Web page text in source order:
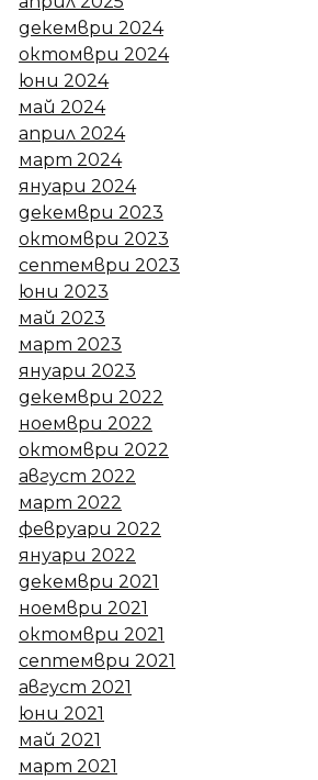
декември 2024
октомври 2024
юни 2024
май 2024
април 2024
март 2024
януари 2024
декември 2023
октомври 2023
септември 2023
юни 2023
май 2023
март 2023
януари 2023
декември 2022
ноември 2022
октомври 2022
август 2022
март 2022
февруари 2022
януари 2022
декември 2021
ноември 2021
октомври 2021
септември 2021
август 2021
юни 2021
май 2021
март 2021